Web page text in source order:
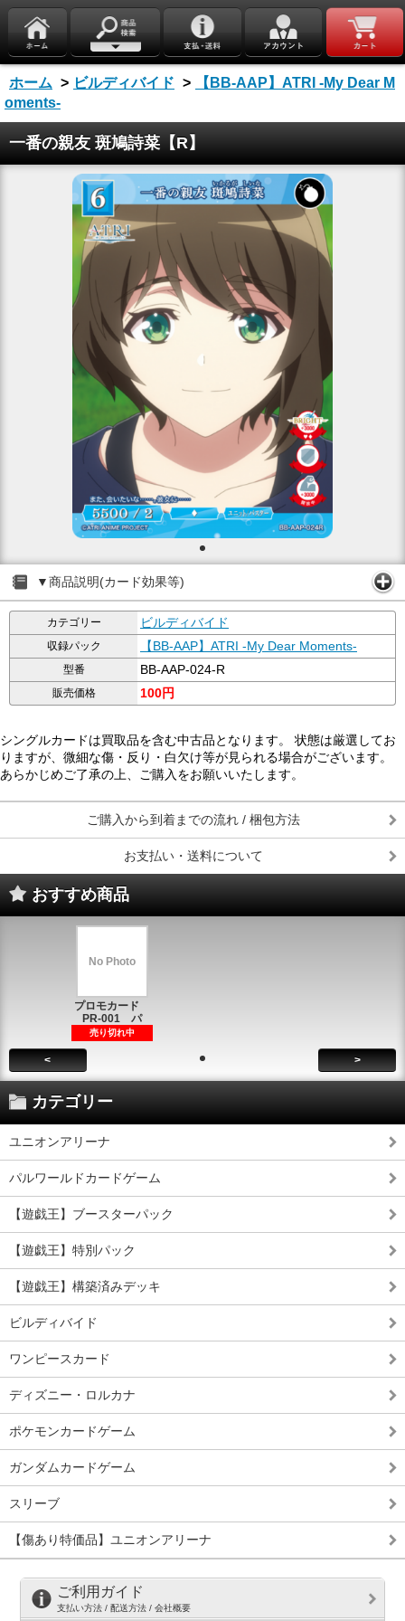
ホーム > ビルディバイド >
【BB-AAP】ATRI -My Dear M
oments-
一番の親友 斑鳩詩菜【R】
▼商品説明(カード効果等)
カテゴリー ビルディバイド
収録パック 【BB-AAP】ATRI -My Dear Moments-
型番 BB-AAP-024-R
販売価格 100円
シングルカードは買取品を含む中古品となります。 状態は厳選してお
りますが、微細な傷・反り・白欠け等が見られる場合がございます。
あらかじめご了承の上、ご購入をお願いいたします。
ご購入から到着までの流れ / 梱包方法
お支払い・送料について
おすすめ商品
No Photo
プロモカード
PR-001 パ
売り切れ中
< >
カテゴリー
ユニオンアリーナ
パルワールドカードゲーム
【遊戯王】ブースターパック
【遊戯王】特別パック
【遊戯王】構築済みデッキ
ビルディバイド
ワンピースカード
ディズニー・ロルカナ
ポケモンカードゲーム
ガンダムカードゲーム
スリーブ
【傷あり特価品】ユニオンアリーナ
ご利用ガイド
支払い方法 / 配送方法 / 会社概要